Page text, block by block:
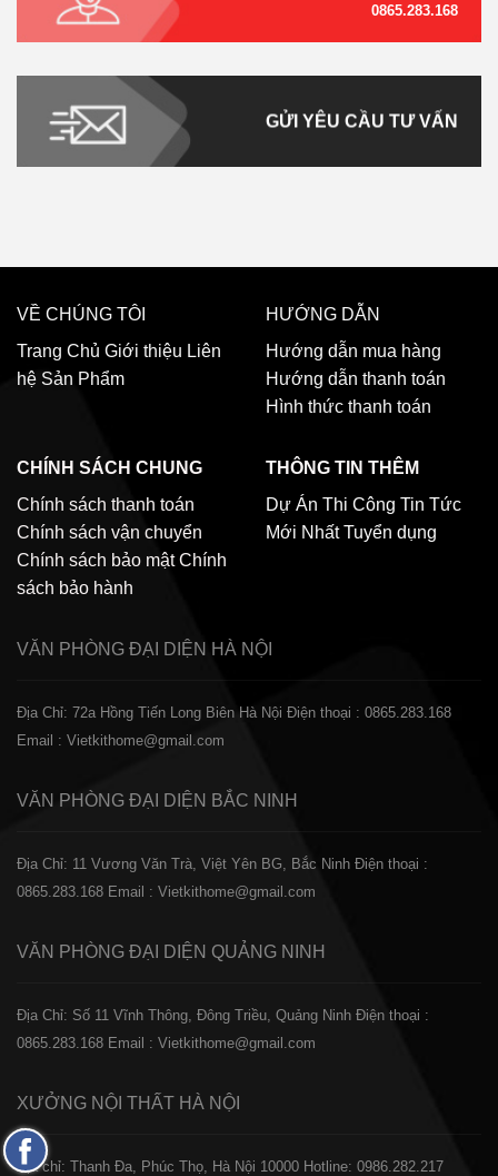
0865.283.168
GỬI YÊU CẦU TƯ VẤN
VỀ CHÚNG TÔI
Trang Chủ Giới thiệu Liên
hệ Sản Phẩm
HƯỚNG DẪN
Hướng dẫn mua hàng
Hướng dẫn thanh toán
Hình thức thanh toán
CHÍNH SÁCH CHUNG
Chính sách thanh toán
Chính sách vận chuyển
Chính sách bảo mật Chính
sách bảo hành
THÔNG TIN THÊM
Dự Án Thi Công Tin Tức
Mới Nhất Tuyển dụng
VĂN PHÒNG ĐẠI DIỆN HÀ NỘI
Địa Chỉ: 72a Hồng Tiến Long Biên Hà Nội Điện thoại : 0865.283.168
Email : Vietkithome@gmail.com
VĂN PHÒNG ĐẠI DIỆN BẮC NINH
Địa Chỉ: 11 Vương Văn Trà, Việt Yên BG, Bắc Ninh Điện thoại :
0865.283.168 Email : Vietkithome@gmail.com
VĂN PHÒNG ĐẠI DIỆN QUẢNG NINH
Địa Chỉ: Số 11 Vĩnh Thông, Đông Triều, Quảng Ninh Điện thoại :
0865.283.168 Email : Vietkithome@gmail.com
XƯỞNG NỘI THẤT HÀ NỘI
️Địa chỉ: Thanh Đa, Phúc Thọ, Hà Nội 10000 Hotline: 0986.282.217
Fanpage